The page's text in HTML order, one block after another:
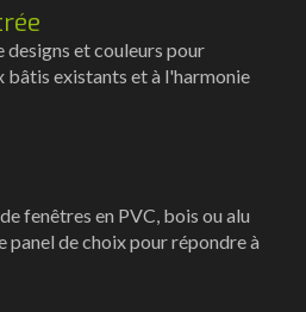
designs et couleurs pour
bâtis existants et à l'harmonie
fenêtres en PVC, bois ou alu
panel de choix pour répondre à